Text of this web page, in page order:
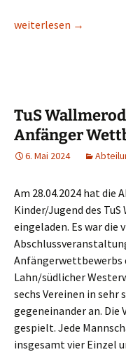
Bericht über die
weiterlesen →
TuS
Anfänger
6. Mai 2024
Am 28.04.2024 hat die
Kinder/Jugend des
eingeladen. Es war die
Anfängerwettbewerbs
Lahn/südlicher
sechs Vereinen in sehr
gegeneinander an. Die
gespielt. Jede
insgesamt vier Einzel